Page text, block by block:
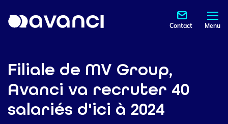
Contact Menu
Filiale de MV Group,
Avanci va recruter 40
salariés d'ici à 2024